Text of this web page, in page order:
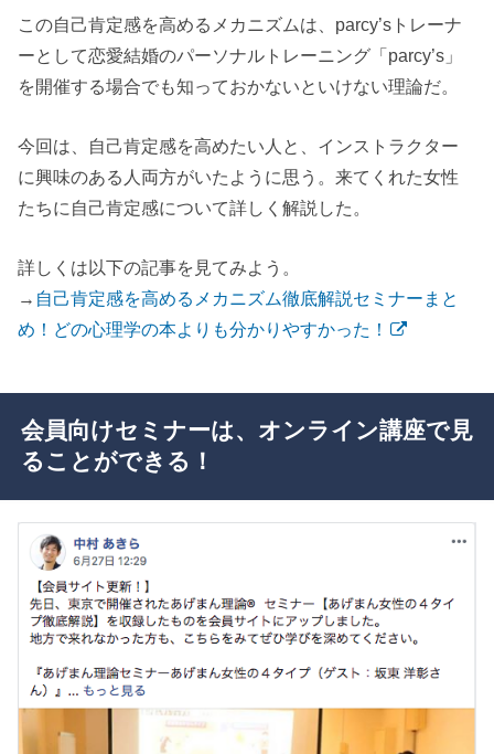
この自己肯定感を高めるメカニズムは、parcy’sトレーナ
ーとして恋愛結婚のパーソナルトレーニング「parcy’s」
を開催する場合でも知っておかないといけない理論だ。
今回は、自己肯定感を高めたい人と、インストラクター
に興味のある人両方がいたように思う。来てくれた女性
たちに自己肯定感について詳しく解説した。
詳しくは以下の記事を見てみよう。
→ 自己肯定感を高めるメカニズム徹底解説セミナーまと
め！どの心理学の本よりも分かりやすかった！
会員向けセミナーは、オンライン講座で見
ることができる！